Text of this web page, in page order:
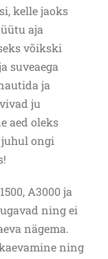
kelle jaoks
aja
võikski
suveaega
ja
ju
aed oleks
ongi
A3000 ja
ning ei
nägema.
ning